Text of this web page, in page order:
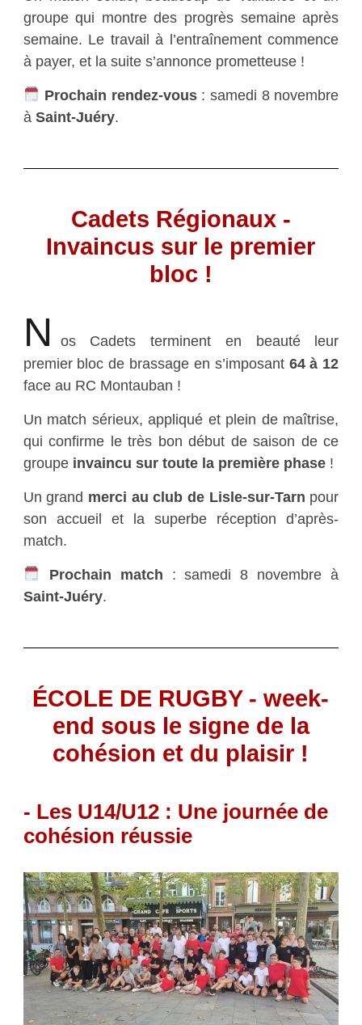
groupe qui montre des progrès semaine après
semaine. Le travail à l’entraînement commence
à payer, et la suite s’annonce prometteuse !
Prochain rendez-vous: samedi 8 novembre
à Saint-Juéry.
Cadets Régionaux -
Invaincus sur le premier
bloc !
N
os Cadets terminent en beauté leur
premier bloc de brassage en s’imposant 64 à 12
face au RC Montauban !
Un match sérieux, appliqué et plein de maîtrise,
qui confirme le très bon début de saison de ce
groupe invaincu sur toute la première phase!
Un grand merci au club de Lisle-sur-Tarn pour
son accueil et la superbe réception d’après-
match.
Prochain match : samedi 8 novembre à
Saint-Juéry.
ÉCOLE DE RUGBY - week-
end sous le signe de la
cohésion et du plaisir !
- Les U14/U12 : Une journée de
cohésion réussie